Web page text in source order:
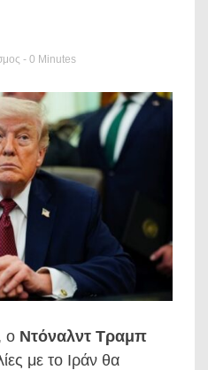
- 0 Minutes
ο Ντόναλντ Τραμπ
με το Ιράν θα